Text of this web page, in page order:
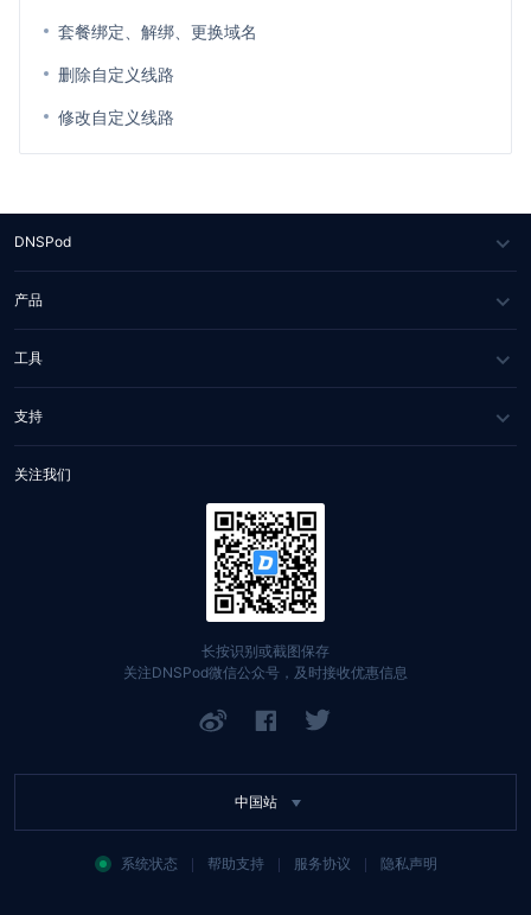
套餐绑定、解绑、更换域名
删除自定义线路
修改自定义线路
DNSPod
关于我们
媒体报道
合作伙伴
联系我们
产品
DNS 云解析
IGTM
HTTPDNS
工具
网站健康检测
WHOIS 查询
支持
服务与支持
关注我们
长按识别或截图保存
关注DNSPod微信公众号，及时接收优惠信息
中国站
系统状态 帮助支持 服务协议 隐私声明